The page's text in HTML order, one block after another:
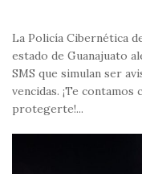
La Policía Cibernética
estado de Guanajuato
SMS que simulan ser
vencidas. ¡Te
protegerte!...